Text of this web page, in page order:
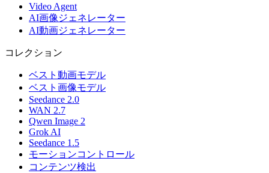
Video Agent
AI画像ジェネレーター
AI動画ジェネレーター
コレクション
ベスト動画モデル
ベスト画像モデル
Seedance 2.0
WAN 2.7
Qwen Image 2
Grok AI
Seedance 1.5
モーションコントロール
コンテンツ検出